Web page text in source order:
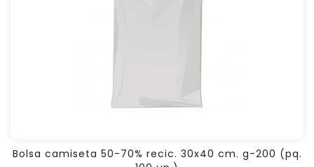
Bolsa camiseta 50-70% recic. 30x40 cm. g-200 (pq.